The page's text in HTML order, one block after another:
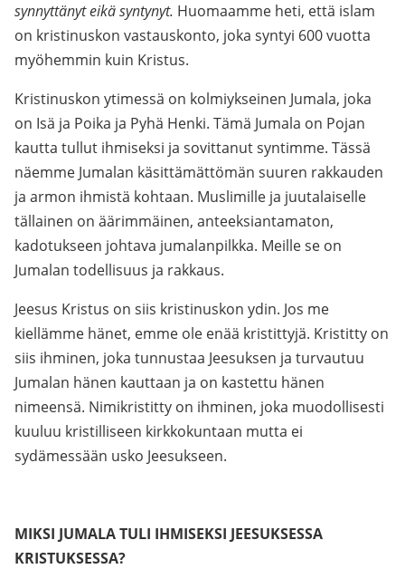
synnyttänyt eikä syntynyt. Huomaamme heti, että islam
on kristinuskon vastauskonto, joka syntyi 600 vuotta
myöhemmin kuin Kristus.
Kristinuskon ytimessä on kolmiykseinen Jumala, joka
on Isä ja Poika ja Pyhä Henki. Tämä Jumala on Pojan
kautta tullut ihmiseksi ja sovittanut syntimme. Tässä
näemme Jumalan käsittämättömän suuren rakkauden
ja armon ihmistä kohtaan. Muslimille ja juutalaiselle
tällainen on äärimmäinen, anteeksiantamaton,
kadotukseen johtava jumalanpilkka. Meille se on
Jumalan todellisuus ja rakkaus.
Jeesus Kristus on siis kristinuskon ydin. Jos me
kiellämme hänet, emme ole enää kristittyjä. Kristitty on
siis ihminen, joka tunnustaa Jeesuksen ja turvautuu
Jumalan hänen kauttaan ja on kastettu hänen
nimeensä. Nimikristitty on ihminen, joka muodollisesti
kuuluu kristilliseen kirkkokuntaan mutta ei
sydämessään usko Jeesukseen.
MIKSI JUMALA TULI IHMISEKSI JEESUKSESSA
KRISTUKSESSA?